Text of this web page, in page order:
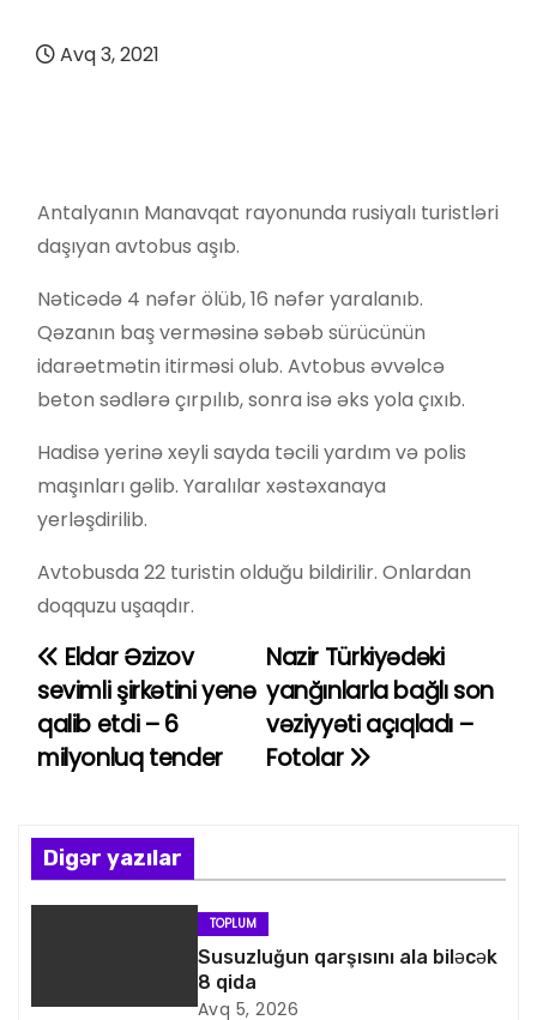
Avq 3, 2021
Antalyanın Manavqat rayonunda rusiyalı turistləri
daşıyan avtobus aşıb.
Nəticədə 4 nəfər ölüb, 16 nəfər yaralanıb.
Qəzanın baş verməsinə səbəb sürücünün
idarəetmətin itirməsi olub. Avtobus əvvəlcə
beton sədlərə çırpılıb, sonra isə əks yola çıxıb.
Hadisə yerinə xeyli sayda təcili yardım və polis
maşınları gəlib. Yaralılar xəstəxanaya
yerləşdirilib.
Avtobusda 22 turistin olduğu bildirilir. Onlardan
doqquzu uşaqdır.
Y
a
z
n
a
Nazir Türkiyədəki
yanğınlarla bağlı son
vəziyyəti açıqladı –
Fotolar
Eldar Əzizov
sevimli şirkətini yenə
qalib etdi – 6
milyonluq tender
Digər yazılar
TOPLUM
Susuzluğun qarşısını ala biləcək
8 qida
Avq 5, 2026